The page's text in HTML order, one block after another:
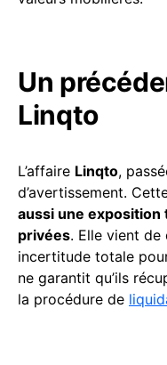
Un
Linqto
L’affaire Linqto,
d’avertissement.
aussi une exposition
privées. Elle vient de
incertitude totale
ne garantit qu’ils
la procédure de